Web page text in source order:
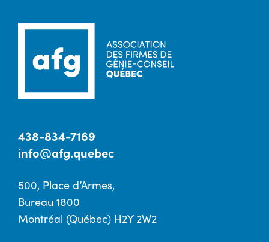
438-834-7169
info@afg.quebec
500, Place d’Armes,
Bureau 1800
Montréal (Québec) H2Y 2W2